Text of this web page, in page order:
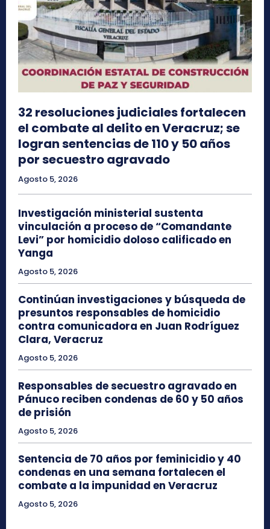
32 resoluciones judiciales fortalecen
el combate al delito en Veracruz; se
logran sentencias de 110 y 50 años
por secuestro agravado
Agosto 5, 2026
Investigación ministerial sustenta
vinculación a proceso de “Comandante
Levi” por homicidio doloso calificado en
Yanga
Agosto 5, 2026
Continúan investigaciones y búsqueda de
presuntos responsables de homicidio
contra comunicadora en Juan Rodríguez
Clara, Veracruz
Agosto 5, 2026
Responsables de secuestro agravado en
Pánuco reciben condenas de 60 y 50 años
de prisión
Agosto 5, 2026
Sentencia de 70 años por feminicidio y 40
condenas en una semana fortalecen el
combate a la impunidad en Veracruz
Agosto 5, 2026